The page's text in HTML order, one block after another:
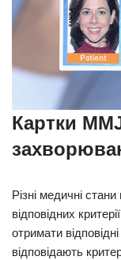
Картки
Різні медичні
відповідних
отримати
відповідають